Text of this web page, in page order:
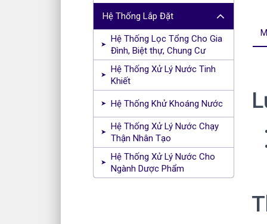
Hệ Thống Lắp Đặt
Hệ Thống Lọc Tổng Cho Gia
Đình, Biệt thự, Chung Cư
Hệ Thống Xử Lý Nước Tinh
Khiết
Hệ Thống Khử Khoáng Nước
Hệ Thống Xử Lý Nước Chạy
Thận Nhân Tạo
Hệ Thống Xử Lý Nước Cho
Ngành Dược Phẩm